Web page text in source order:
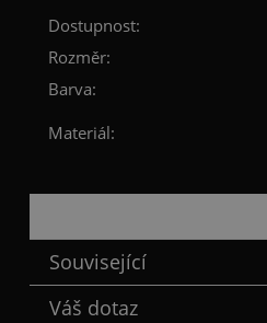
Dostupnost:
Rozměr:
Barva:
Materiál:
Související
Váš dotaz